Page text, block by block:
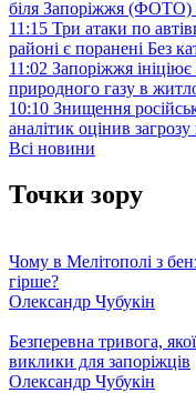
біля Запоріжжя (ФОТО)
11:15 Три атаки по
районі є поранені Без
11:02 Запоріжжя
природного газу в
10:10 Знищення
аналітик оцінив
Всі новини
Точки зору
Чому в Мелітополі з
гірше?
Олександр Чубукін
Безперевна тривога,
виклики для запоріжців
Олександр Чубукін